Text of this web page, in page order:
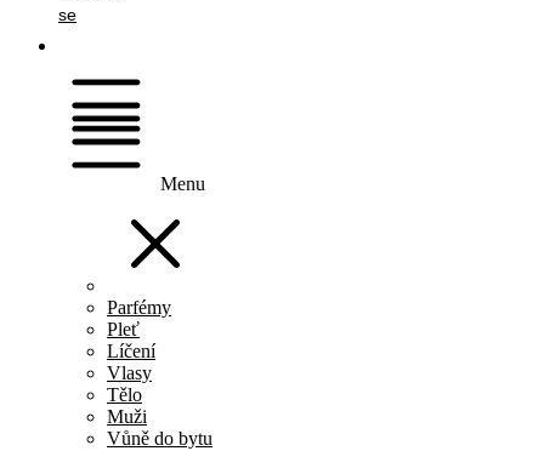
se
Menu
Parfémy
Pleť
Líčení
Vlasy
Tělo
Muži
Vůně do bytu